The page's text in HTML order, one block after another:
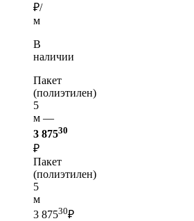
₽/
м
В
наличии
Пакет
(полиэтилен)
5
м —
3 87530
₽
Пакет
(полиэтилен)
5
м
3 87530₽